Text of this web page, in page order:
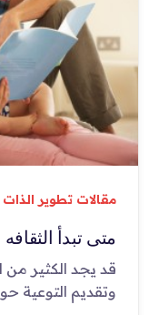
مقالات تطوير الذات
متى تبدأ
قد يجد الكثير من
وتقديم التوعية